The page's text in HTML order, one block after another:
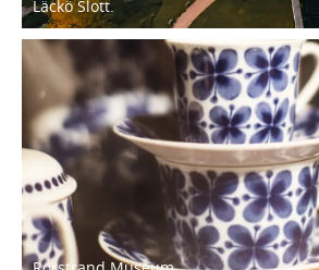
Läckö Slott.